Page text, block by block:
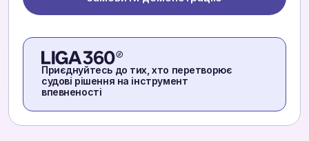
Приєднуйтесь до тих, хто перетворює
судові рішення на інструмент
впевненості